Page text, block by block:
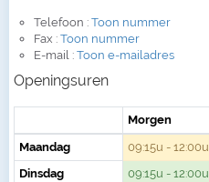
Telefoon : Toon nummer
Fax : Toon nummer
E-mail : Toon e-mailadres
Openingsuren
Morgen
Maandag
09:15u - 12:00u
Dinsdag
09:15u - 12:00u